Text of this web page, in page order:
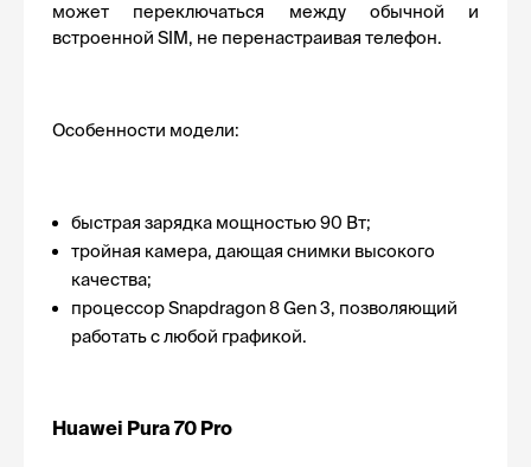
может переключаться между обычной и
встроенной SIM, не перенастраивая телефон.
Особенности модели:
быстрая зарядка мощностью 90 Вт;​
тройная камера, дающая снимки высокого
качества;
процессор Snapdragon 8 Gen 3, позволяющий
работать с любой графикой.
Huawei Pura 70 Pro